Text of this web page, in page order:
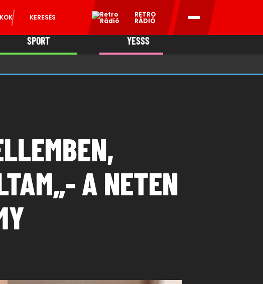
KERESÉS RETRO
RÁDIÓ
SPORT YESSS
A NETEN